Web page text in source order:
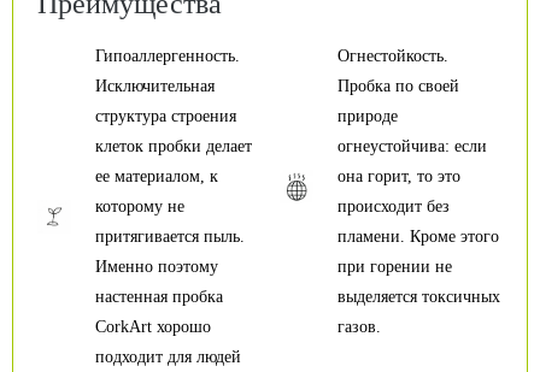
Гипоаллергенность.
Исключительная
структура строения
клеток пробки делает
ее материалом, к
которому не
притягивается пыль.
Именно поэтому
настенная пробка
CorkArt хорошо
подходит для людей
Огнестойкость.
Пробка по своей
природе
огнеустойчива: если
она горит, то это
происходит без
пламени. Кроме этого
при горении не
выделяется токсичных
газов.